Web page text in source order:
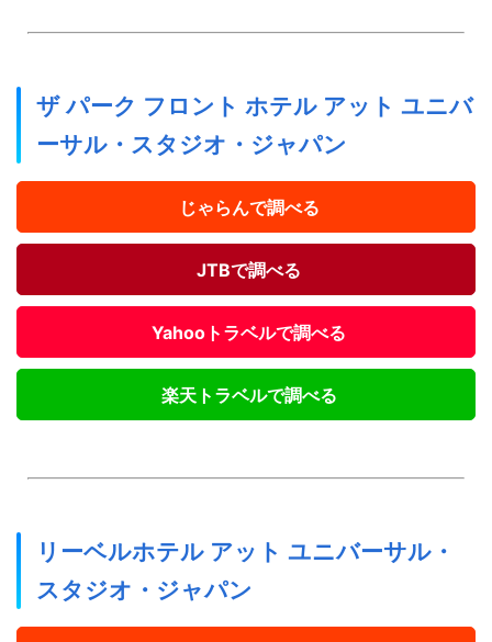
ザ パーク フロント ホテル アット ユニバ
ーサル・スタジオ・ジャパン
じゃらんで調べる
JTBで調べる
Yahooトラベルで調べる
楽天トラベルで調べる
リーベルホテル アット ユニバーサル・
スタジオ・ジャパン